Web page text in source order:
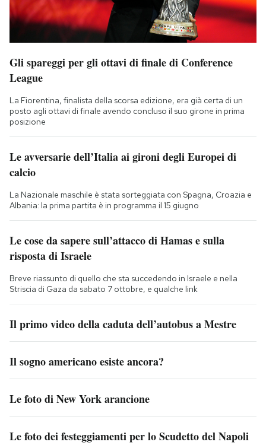
Gli spareggi per gli ottavi di finale di Conference
League
La Fiorentina, finalista della scorsa edizione, era già certa di un
posto agli ottavi di finale avendo concluso il suo girone in prima
posizione
Le avversarie dell’Italia ai gironi degli Europei di
calcio
La Nazionale maschile è stata sorteggiata con Spagna, Croazia e
Albania: la prima partita è in programma il 15 giugno
Le cose da sapere sull’attacco di Hamas e sulla
risposta di Israele
Breve riassunto di quello che sta succedendo in Israele e nella
Striscia di Gaza da sabato 7 ottobre, e qualche link
Il primo video della caduta dell’autobus a Mestre
Il sogno americano esiste ancora?
Le foto di New York arancione
Le foto dei festeggiamenti per lo Scudetto del Napoli